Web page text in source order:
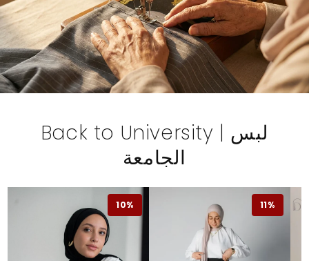
Back to University | لبس
الجامعة
10% 11%